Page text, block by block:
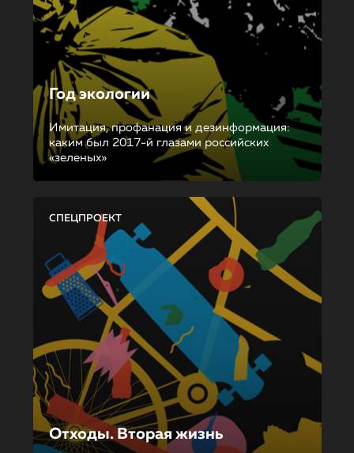
Год экологии
Имитация, профанация и дезинформация:
каким был 2017-й глазами российских
«зеленых»
СПЕЦПРОЕКТ
Отходы. Вторая жизнь